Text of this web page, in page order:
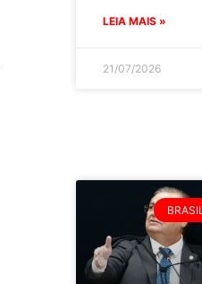
LEIA MAIS »
21/07/2026
BRASIL